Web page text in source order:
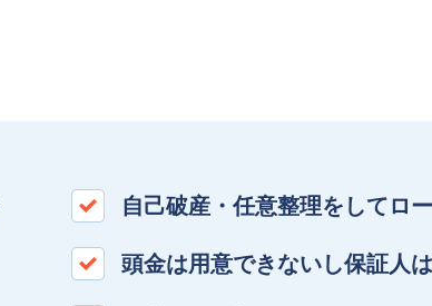
自己破産・任意整理をしてロ
頭金は用意できないし保証人